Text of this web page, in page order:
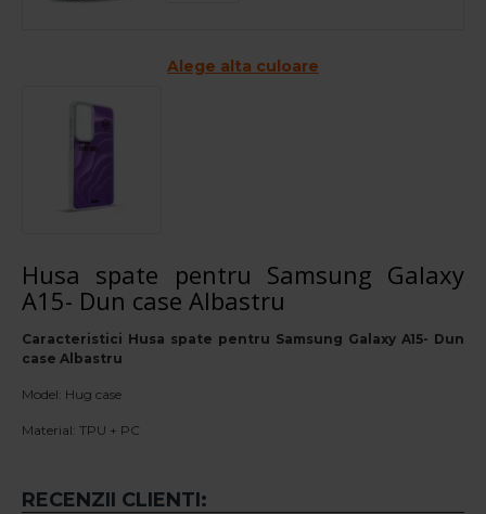
Alege alta culoare
Husa spate pentru Samsung Galaxy
A15- Dun case Albastru
Caracteristici Husa spate pentru Samsung Galaxy A15- Dun
case Albastru
Model: Hug case
Material: TPU + PC
RECENZII CLIENTI: